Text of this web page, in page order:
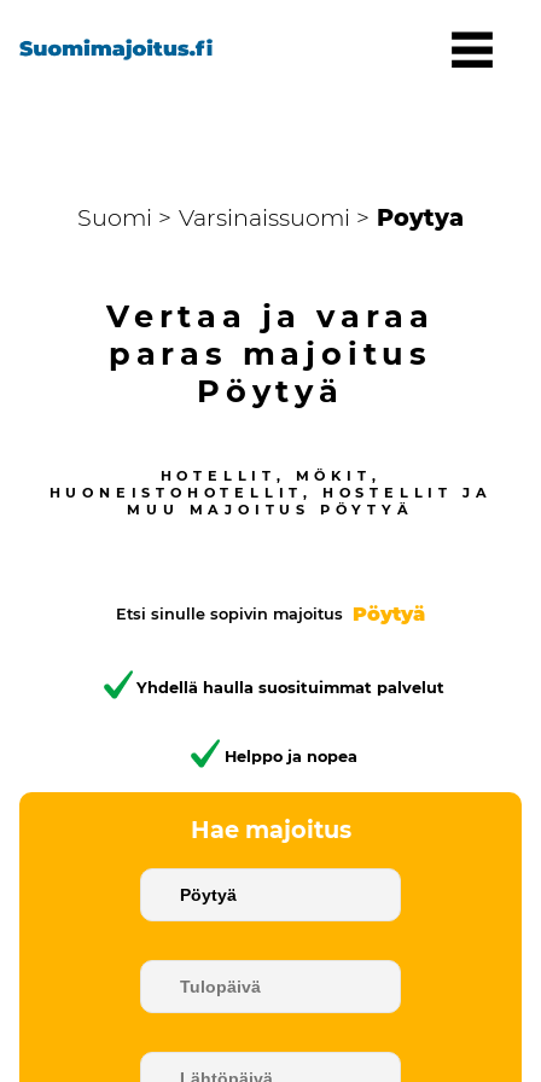
Suomi > Varsinaissuomi > Poytya
Vertaa ja varaa
paras majoitus
Pöytyä
HOTELLIT, MÖKIT,
HUONEISTOHOTELLIT, HOSTELLIT JA
MUU MAJOITUS
PÖYTYÄ
Etsi sinulle sopivin majoitus Pöytyä
Yhdellä haulla suosituimmat palvelut
Helppo ja nopea
Hae majoitus